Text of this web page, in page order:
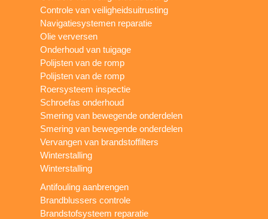
Controle van veiligheidsuitrusting
Navigatiesystemen reparatie
Olie verversen
Onderhoud van tuigage
Polijsten van de romp
Polijsten van de romp
Roersysteem inspectie
Schroefas onderhoud
Smering van bewegende onderdelen
Smering van bewegende onderdelen
Vervangen van brandstoffilters
Winterstalling
Winterstalling
Antifouling aanbrengen
Brandblussers controle
Brandstofsysteem reparatie